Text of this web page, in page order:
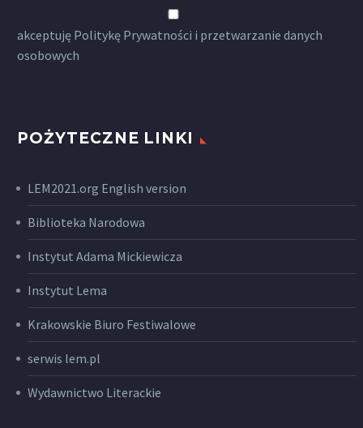
akceptuję Politykę Prywatności i przetwarzanie danych
osobowych
POŻYTECZNE LINKI
LEM2021.org English version
Biblioteka Narodowa
Instytut Adama Mickiewicza
Instytut Lema
Krakowskie Biuro Festiwalowe
serwis lem.pl
Wydawnictwo Literackie